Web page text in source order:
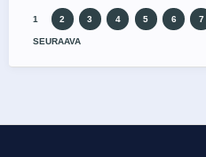
1 2 3 4 5 6 7
SEURAAVA